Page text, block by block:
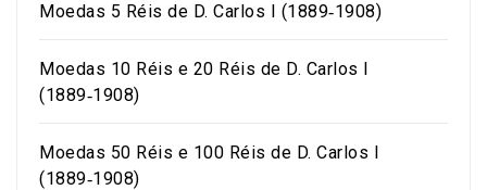
Moedas 5 Réis de D. Carlos I (1889‑1908)
Moedas 10 Réis e 20 Réis de D. Carlos I
(1889‑1908)
Moedas 50 Réis e 100 Réis de D. Carlos I
(1889‑1908)